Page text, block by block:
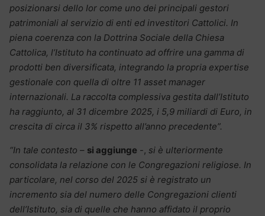
posizionarsi dello Ior come uno dei principali gestori
patrimoniali al servizio di enti ed investitori Cattolici. In
piena coerenza con la Dottrina Sociale della Chiesa
Cattolica, l’Istituto ha continuato ad offrire una gamma di
prodotti ben diversificata, integrando la propria expertise
gestionale con quella di oltre 11 asset manager
internazionali. La raccolta complessiva gestita dall’Istituto
ha raggiunto, al 31 dicembre 2025, i 5,9 miliardi di Euro, in
crescita di circa il 3% rispetto all’anno precedente”.
“In tale contesto – si aggiunge -, si è ulteriormente
consolidata la relazione con le Congregazioni religiose. In
particolare, nel corso del 2025 si è registrato un
incremento sia del numero delle Congregazioni clienti
dell’Istituto, sia di quelle che hanno affidato il proprio